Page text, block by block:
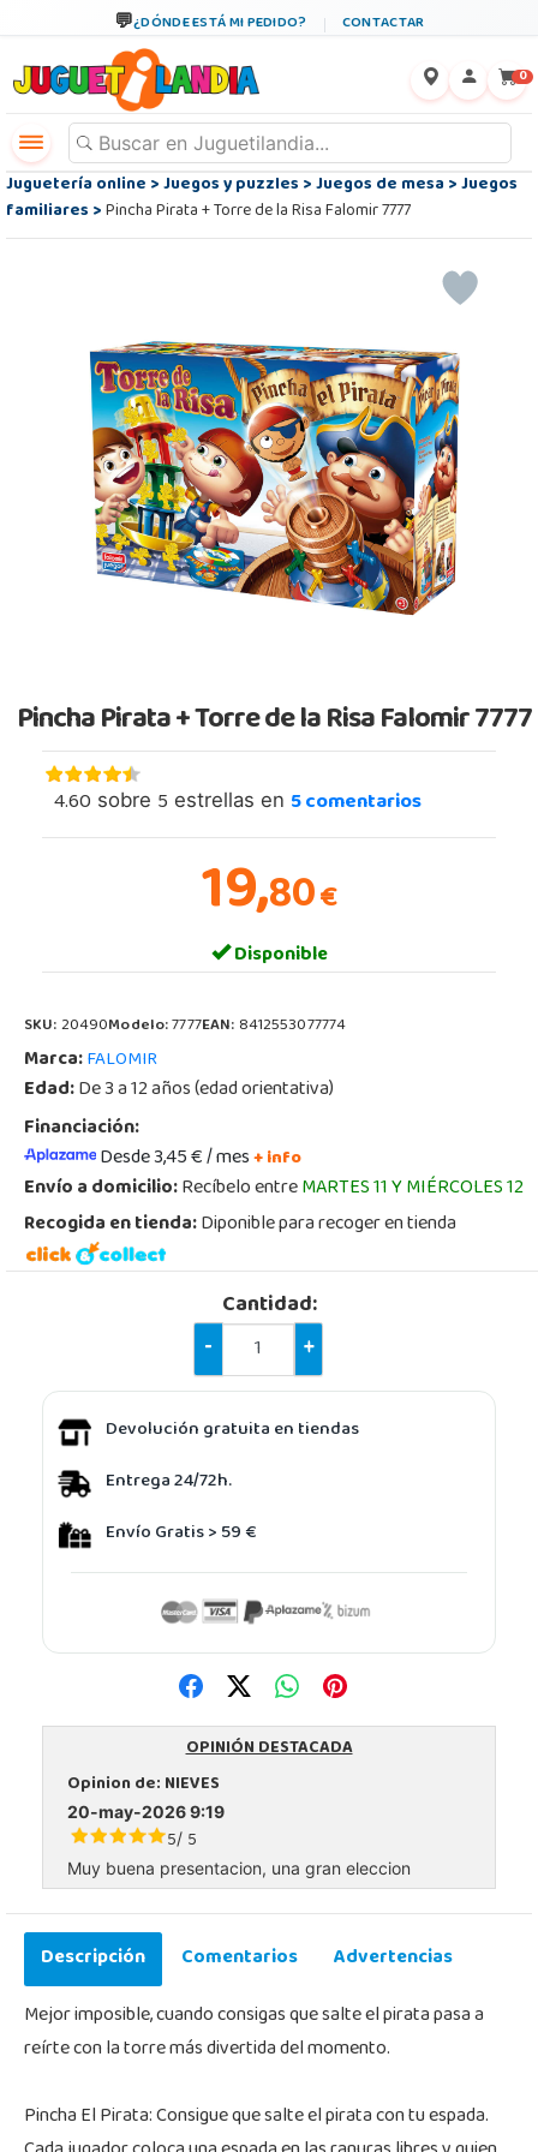
¿DÓNDE ESTÁ MI PEDIDO? CONTACTAR
0
Juguetería online>Juegos y puzzles>Juegos de mesa>Juegos
familiares>Pincha Pirata + Torre de la Risa Falomir 7777
Pincha Pirata + Torre de la Risa Falomir 7777
4.60 sobre 5 estrellas en 5comentarios
19,80€
Disponible
SKU:20490Modelo:7777EAN:8412553077774
Marca:FALOMIR
Edad:De 3 a 12 años (edad orientativa)
Financiación:
Desde 3,45 € / mes+ info
Envío a domicilio:Recíbelo entreMARTES 11 Y MIÉRCOLES 12
Recogida en tienda:Diponible para recoger en tienda
Cantidad:
-
+
Devolución gratuita en tiendas
Entrega 24/72h.
Envío Gratis > 59 €
OPINIÓN DESTACADA
Opinion de:NIEVES
20-may-2026 9:19
5/ 5
Muy buena presentacion, una gran eleccion
Descripción Comentarios
Advertencias
Mejor imposible, cuando consigas que salte el pirata pasa a
reírte con la torre más divertida del momento.
Pincha El Pirata: Consigue que salte el pirata con tu espada.